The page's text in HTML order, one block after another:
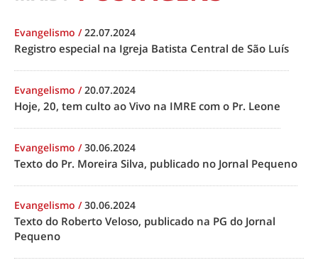
Evangelismo /22.07.2024
Registro especial na Igreja Batista Central de São Luís
Evangelismo /20.07.2024
Hoje, 20, tem culto ao Vivo na IMRE com o Pr. Leone
Evangelismo /30.06.2024
Texto do Pr. Moreira Silva, publicado no Jornal Pequeno
Evangelismo /30.06.2024
Texto do Roberto Veloso, publicado na PG do Jornal
Pequeno